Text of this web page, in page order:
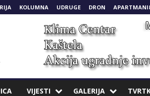
KOLUMNA UDRUGE DRON
VIJESTI GALERIJA